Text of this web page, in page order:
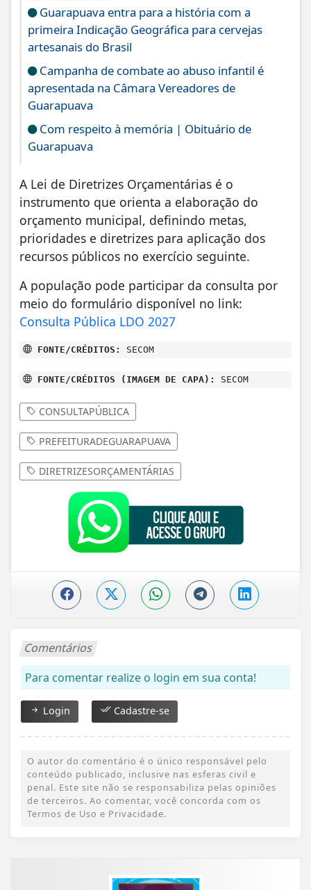
Guarapuava entra para a história com a
primeira Indicação Geográfica para cervejas
artesanais do Brasil
Campanha de combate ao abuso infantil é
apresentada na Câmara Vereadores de
Guarapuava
Com respeito à memória | Obituário de
Guarapuava
A Lei de Diretrizes Orçamentárias é o
instrumento que orienta a elaboração do
orçamento municipal, definindo metas,
prioridades e diretrizes para aplicação dos
recursos públicos no exercício seguinte.
A população pode participar da consulta por
meio do formulário disponível no link:
Consulta Pública LDO 2027
FONTE/CRÉDITOS: SECOM
FONTE/CRÉDITOS (IMAGEM DE CAPA): SECOM
CONSULTAPÚBLICA
PREFEITURADEGUARAPUAVA
DIRETRIZESORÇAMENTÁRIAS
Comentários
Para comentar realize o login em sua conta!
Login Cadastre-se
O autor do comentário é o único responsável pelo
conteúdo publicado, inclusive nas esferas civil e
penal. Este site não se responsabiliza pelas opiniões
de terceiros. Ao comentar, você concorda com os
Termos de Uso e Privacidade.